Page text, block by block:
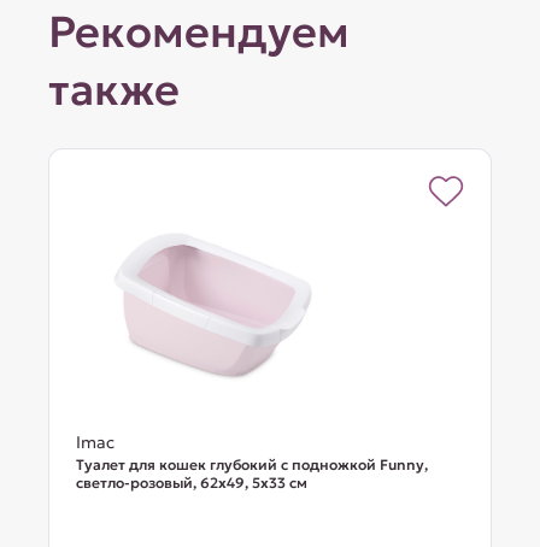
Рекомендуем
также
Imac
Туалет для кошек глубокий с подножкой Funny,
светло-розовый, 62х49, 5х33 см